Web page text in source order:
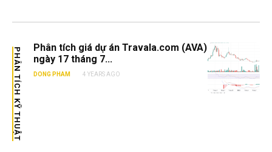
PHÂN TÍCH KỸ THUẬT
Phân tích giá dự án Travala.com (AVA)
ngày 17 tháng 7...
DONG PHAM 4 YEARS AGO